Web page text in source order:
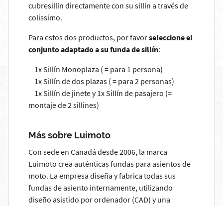
cubresillín directamente con su sillín a través de
colissimo.
Para estos dos productos, por favorseleccione el
conjunto adaptado a su funda de sillín:
1x Sillín Monoplaza ( = para 1 persona)
1x Sillín de dos plazas ( = para 2 personas)
1x Sillín de jinete y 1x Sillín de pasajero (=
montaje de 2 sillines)
Más sobre Luimoto
Con sede en Canadá desde 2006, la marca
Luimoto crea auténticas fundas para asientos de
moto. La empresa diseña y fabrica todas sus
fundas de asiento internamente, utilizando
diseño asistido por ordenador (CAD) y una